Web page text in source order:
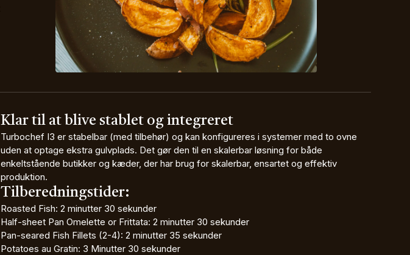
Klar til at blive stablet og integreret
Turbochef I3 er stabelbar (med tilbehør) og kan konfigureres i systemer med to ovne
uden at optage ekstra gulvplads. Det gør den til en skalerbar løsning for både
enkeltstående butikker og kæder, der har brug for skalerbar, ensartet og effektiv
produktion.
Tilberedningstider:
Roasted Fish: 2 minutter 30 sekunder
Half-sheet Pan Omelette or Frittata: 2 minutter 30 sekunder
Pan-seared Fish Fillets (2-4): 2 minutter 35 sekunder
Potatoes au Gratin: 3 Minutter 30 sekunder